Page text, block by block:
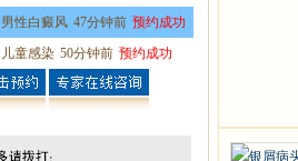
男性白癜风 47分钟前 预约成功
儿童感染 50分钟前 预约成功